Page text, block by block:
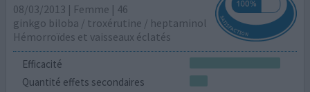
08/03/2013 | Femme | 46
ginkgo biloba / troxérutine / heptaminol
Hémorroïdes et vaisseaux éclatés
Efficacité
Quantité effets secondaires